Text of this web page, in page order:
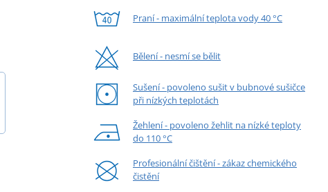
Praní - maximální teplota vody 40 °C
Bělení - nesmí se bělit
Sušení - povoleno sušit v bubnové sušičce
při nízkých teplotách
Žehlení - povoleno žehlit na nízké teploty
do 110 °C
Profesionální čištění - zákaz chemického
čistění